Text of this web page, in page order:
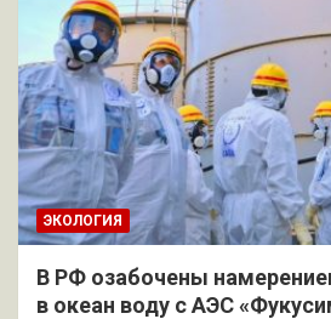
ЭКОЛОГИЯ
В РФ озабочены
в океан воду с АЭС